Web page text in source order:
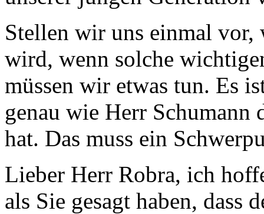
Stellen wir uns einmal vor,
wird, wenn solche
müssen wir etwas tun. Es
genau wie Herr Schumann
hat. Das muss ein
Lieber Herr Robra, ich
als Sie gesagt haben, dass